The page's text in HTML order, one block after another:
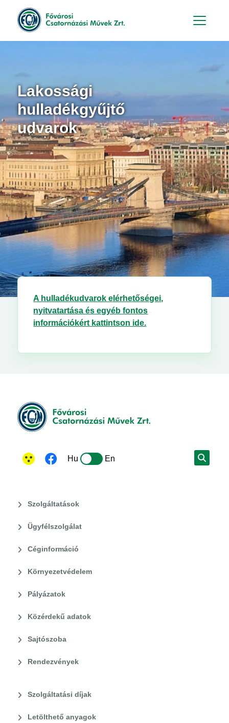
Lakossági
hulladékgyűjtő
udvarok
A hulladékudvarok elérhetőségei,
nyitvatartása és egyéb fontos
információkért kattintson ide.
Hu En
Szolgáltatások
Ügyfélszolgálat
Céginformáció
Környezetvédelem
Pályázatok
Közérdekű adatok
Sajtószoba
Rendezvények
Szolgáltatási díjak
Letölthető anyagok